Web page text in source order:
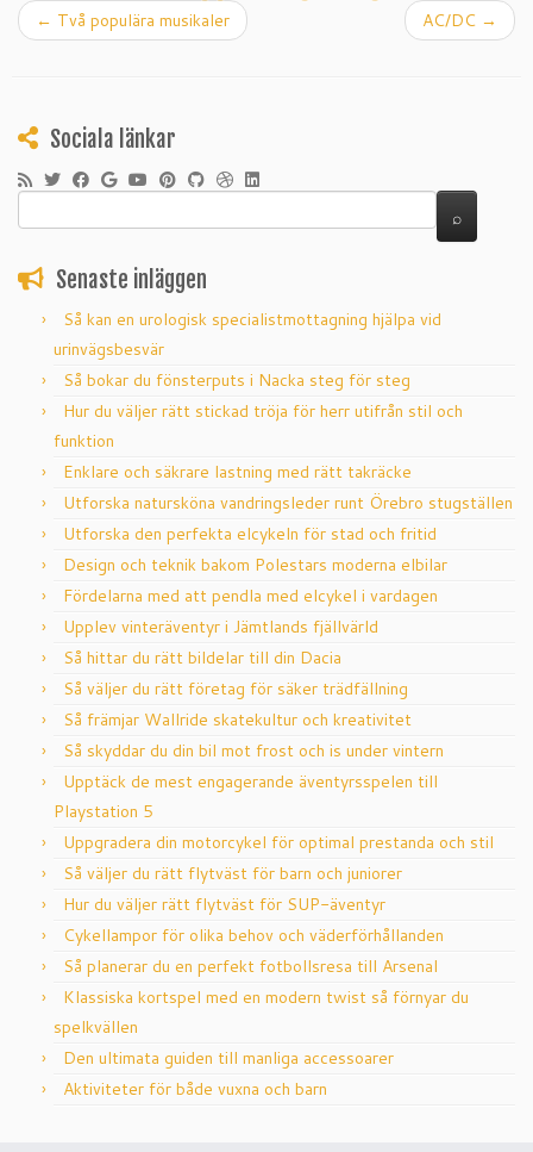
← Två populära musikaler AC/DC →
Sociala länkar
Senaste inläggen
Så kan en urologisk specialistmottagning hjälpa vid
urinvägsbesvär
Så bokar du fönsterputs i Nacka steg för steg
Hur du väljer rätt stickad tröja för herr utifrån stil och
funktion
Enklare och säkrare lastning med rätt takräcke
Utforska natursköna vandringsleder runt Örebro stugställen
Utforska den perfekta elcykeln för stad och fritid
Design och teknik bakom Polestars moderna elbilar
Fördelarna med att pendla med elcykel i vardagen
Upplev vinteräventyr i Jämtlands fjällvärld
Så hittar du rätt bildelar till din Dacia
Så väljer du rätt företag för säker trädfällning
Så främjar Wallride skatekultur och kreativitet
Så skyddar du din bil mot frost och is under vintern
Upptäck de mest engagerande äventyrsspelen till
Playstation 5
Uppgradera din motorcykel för optimal prestanda och stil
Så väljer du rätt flytväst för barn och juniorer
Hur du väljer rätt flytväst för SUP-äventyr
Cykellampor för olika behov och väderförhållanden
Så planerar du en perfekt fotbollsresa till Arsenal
Klassiska kortspel med en modern twist så förnyar du
spelkvällen
Den ultimata guiden till manliga accessoarer
Aktiviteter för både vuxna och barn